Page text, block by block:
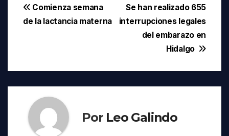
Navegación
Se han realizado 655
interrupciones legales
del embarazo en
Hidalgo
Comienza semana
de la lactancia materna
Por Leo Galindo